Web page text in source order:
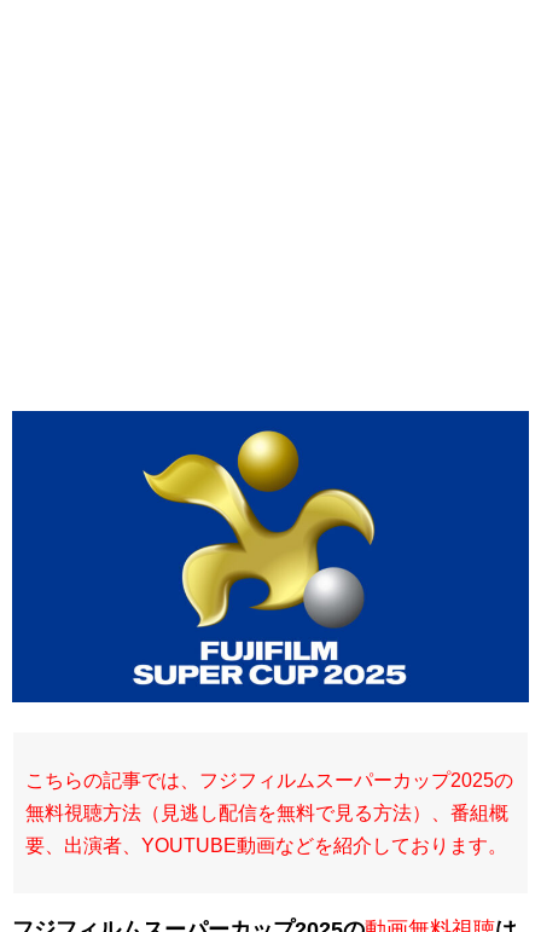
こちらの記事では、フジフィルムスーパーカップ2025の
無料視聴方法（見逃し配信を無料で見る方法）、番組概
要、出演者、YOUTUBE動画などを紹介しております。